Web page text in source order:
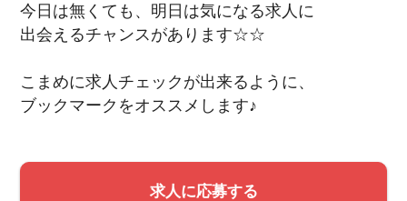
今日は無くても、明日は気になる求人に
出会えるチャンスがあります☆☆
こまめに求人チェックが出来るように、
ブックマークをオススメします♪
求人に応募する